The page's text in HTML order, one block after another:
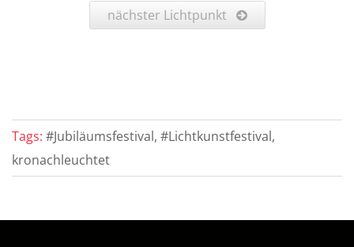
nächster Lichtpunkt
Tags: #Jubiläumsfestival, #Lichtkunstfestival,
kronachleuchtet